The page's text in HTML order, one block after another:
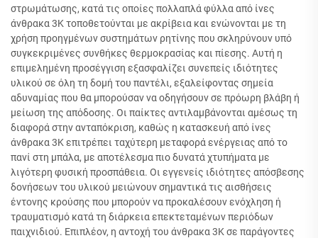
στρωμάτωσης, κατά τις οποίες πολλαπλά φύλλα από ίνες
άνθρακα 3K τοποθετούνται με ακρίβεια και ενώνονται με τη
χρήση προηγμένων συστημάτων ρητίνης που σκληρύνουν υπό
συγκεκριμένες συνθήκες θερμοκρασίας και πίεσης. Αυτή η
επιμελημένη προσέγγιση εξασφαλίζει συνεπείς ιδιότητες
υλικού σε όλη τη δομή του παντέλι, εξαλείφοντας σημεία
αδυναμίας που θα μπορούσαν να οδηγήσουν σε πρόωρη βλάβη ή
μείωση της απόδοσης. Οι παίκτες αντιλαμβάνονται αμέσως τη
διαφορά στην ανταπόκριση, καθώς η κατασκευή από ίνες
άνθρακα 3K επιτρέπει ταχύτερη μεταφορά ενέργειας από το
πανί στη μπάλα, με αποτέλεσμα πιο δυνατά χτυπήματα με
λιγότερη φυσική προσπάθεια. Οι εγγενείς ιδιότητες απόσβεσης
δονήσεων του υλικού μειώνουν σημαντικά τις αισθήσεις
έντονης κρούσης που μπορούν να προκαλέσουν ενόχληση ή
τραυματισμό κατά τη διάρκεια επεκτεταμένων περιόδων
παιχνιδιού. Επιπλέον, η αντοχή του άνθρακα 3K σε παράγοντες